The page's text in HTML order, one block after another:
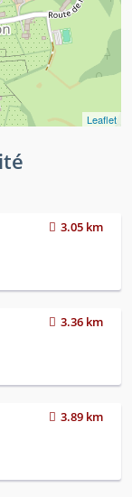
Leaflet
3.05 km
3.36 km
3.89 km